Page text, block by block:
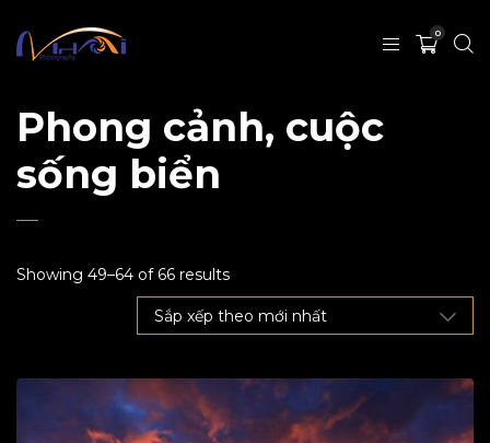
0
Phong cảnh, cuộc
sống biển
Showing 49–64 of 66 results